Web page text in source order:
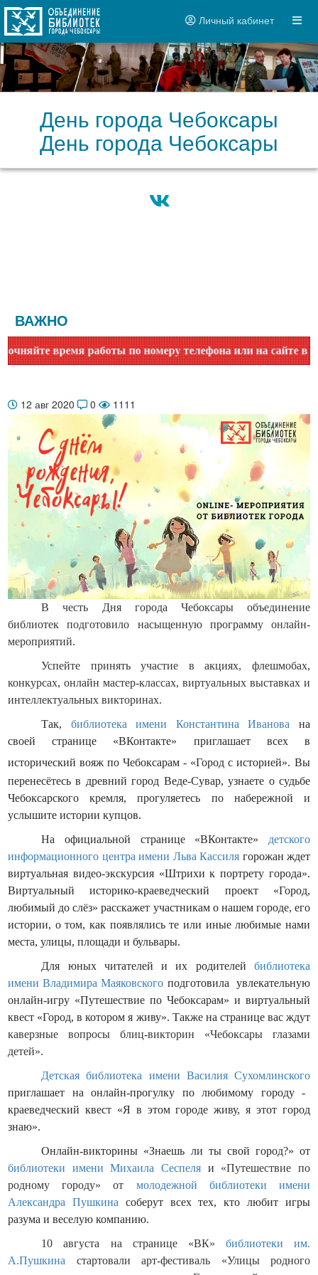
Личный кабинет
День города Чебоксары
День города Чебоксары
ВАЖНО
время работы по номеру телефона или на сайте в
12 авг 2020 0 1111
В честь Дня города Чебоксары объединение
библиотек подготовило насыщенную программу онлайн-
мероприятий.
Успейте принять участие в акциях, флешмобах,
конкурсах, онлайн мастер-классах, виртуальных выставках и
интеллектуальных викторинах.
Так, библиотека имени Константина Иванова на
своей странице «ВКонтакте» приглашает всех в
исторический вояж по Чебоксарам - «Город с историей». Вы
перенесётесь в древний город Веде-Сувар, узнаете о судьбе
Чебоксарского кремля, прогуляетесь по набережной и
услышите истории купцов.
На официальной странице «ВКонтакте» детского
информационного центра имени Льва Кассиля горожан ждет
виртуальная видео-экскурсия «Штрихи к портрету города».
Виртуальный историко-краеведческий проект «Город,
любимый до слёз» расскажет участникам о нашем городе, его
истории, о том, как появлялись те или иные любимые нами
места, улицы, площади и бульвары.
Для юных читателей и их родителей библиотека
имени Владимира Маяковского подготовила увлекательную
онлайн-игру «Путешествие по Чебоксарам» и виртуальный
квест «Город, в котором я живу». Также на странице вас ждут
каверзные вопросы блиц-викторин «Чебоксары глазами
детей».
Детская библиотека имени Василия Сухомлинского
приглашает на онлайн-прогулку по любимому городу -
краеведческий квест «Я в этом городе живу, я этот город
знаю».
Онлайн-викторины «Знаешь ли ты свой город?» от
библиотеки имени Михаила Сеспеля и «Путешествие по
родному городу» от молодежной библиотеки имени
Александра Пушкина соберут всех тех, кто любит игры
разума и веселую компанию.
10 августа на странице «ВК» библиотеки им.
А.Пушкина стартовали арт-фестиваль «Улицы родного